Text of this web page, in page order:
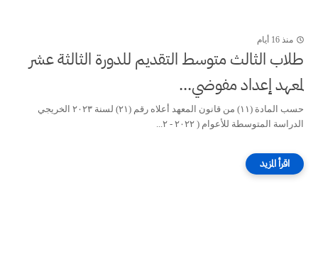
منذ 16 أيام
طلاب الثالث متوسط التقديم للدورة الثالثة عشر
لمعهد إعداد مفوضي...
حسب المادة (۱۱) من قانون المعهد أعلاه رقم (۲۱) لسنة ٢٠٢٣ الخريجي
الدراسة المتوسطة للأعوام ( ۲۰۲۲ - ۲...